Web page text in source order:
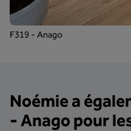
F319 - Anago
Noémie a
- Anago pour